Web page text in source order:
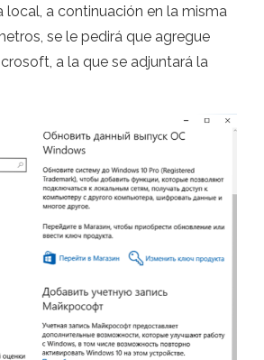
local, a continuación en la misma
se le pedirá que agregue
a la que se adjuntará la